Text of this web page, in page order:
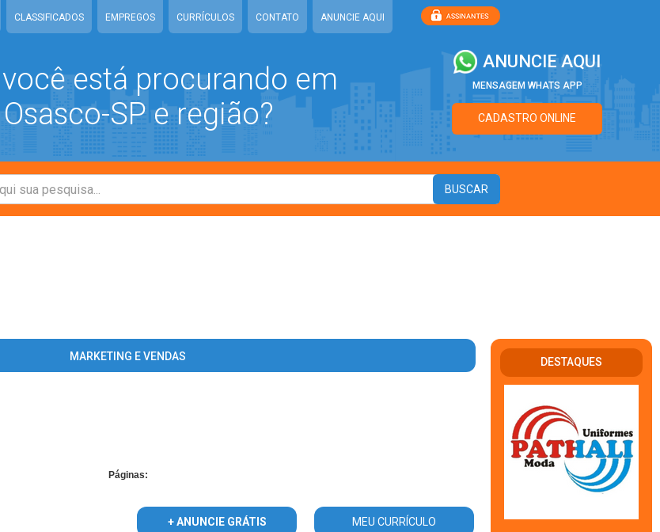
CLASSIFICADOS EMPREGOS CURRÍCULOS CONTATO ANUNCIE AQUI
está procurando em
Osasco-SP e região?
ANUNCIE AQUI
MENSAGEM WHATS APP
CADASTRO ONLINE
MARKETING E VENDAS
Páginas:
+ ANUNCIE GRÁTIS MEU CURRÍCULO
DESTAQUES